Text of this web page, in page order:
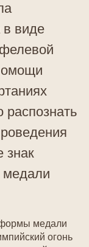
виде
знак
медали
медали
огонь